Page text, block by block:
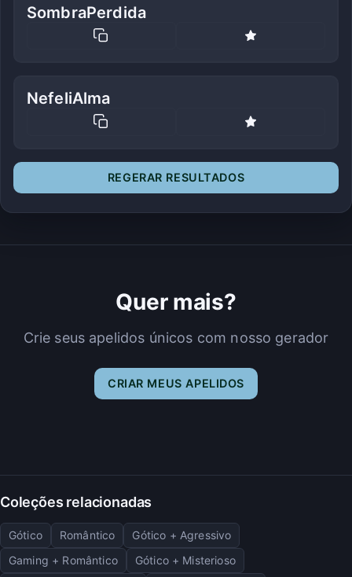
SombraPerdida
NefeliAlma
REGERAR RESULTADOS
Quer mais?
Crie seus apelidos únicos com nosso gerador
CRIAR MEUS APELIDOS
Coleções relacionadas
Gótico Romântico
Gótico + Agressivo
Gaming + Romântico
Gótico + Misterioso